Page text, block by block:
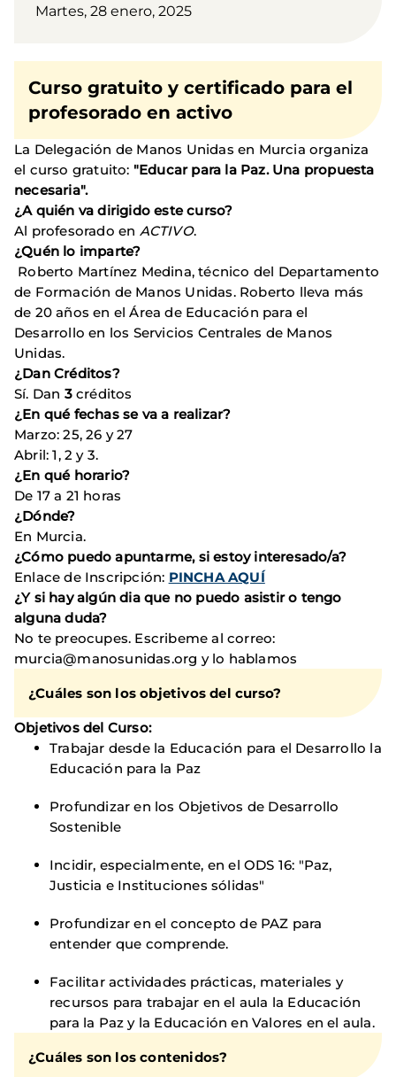
Martes, 28 enero, 2025
Curso gratuito y certificado para el
profesorado en activo
La Delegación de Manos Unidas en Murcia organiza
el curso gratuito: "Educar para la Paz. Una propuesta
necesaria".
¿A quién va dirigido este curso?
Al profesorado en ACTIVO.
¿Quén lo imparte?
Roberto Martínez Medina, técnico del Departamento
de Formación de Manos Unidas. Roberto lleva más
de 20 años en el Área de Educación para el
Desarrollo en los Servicios Centrales de Manos
Unidas.
¿Dan Créditos?
Sí. Dan 3créditos
¿En qué fechas se va a realizar?
Marzo: 25, 26 y 27
Abril: 1, 2 y 3.
¿En qué horario?
De 17 a 21 horas
¿Dónde?
En Murcia.
¿Cómo puedo apuntarme, si estoy interesado/a?
Enlace de Inscripción: PINCHA AQUÍ
¿Y si hay algún dia que no puedo asistir o tengo
alguna duda?
No te preocupes. Escribeme al correo:
murcia@manosunidas.org y lo hablamos
¿Cuáles son los objetivos del curso?
Objetivos del Curso:
Trabajar desde la Educación para el Desarrollo la
Educación para la Paz
Profundizar en los Objetivos de Desarrollo
Sostenible
Incidir, especialmente, en el ODS 16: "Paz,
Justicia e Instituciones sólidas"
Profundizar en el concepto de PAZ para
entender que comprende.
Facilitar actividades prácticas, materiales y
recursos para trabajar en el aula la Educación
para la Paz y la Educación en Valores en el aula.
¿Cuáles son los contenidos?